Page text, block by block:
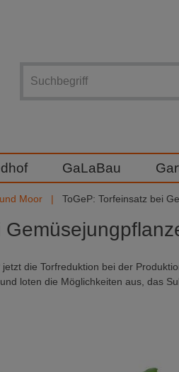
GaLaBau
Moor ToGeP: Torfeinsatz bei
die Torfreduktion bei der
loten die Möglichkeiten aus, das